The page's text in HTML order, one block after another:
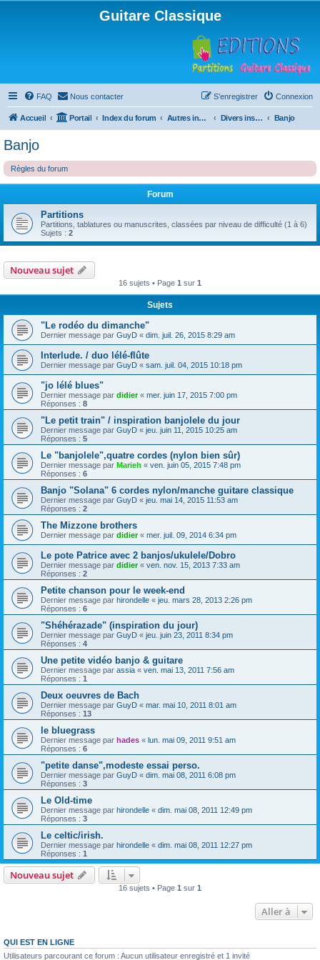
Guitare Classique
FAQ Nous contacter Connexion
S’enregistrer
Accueil Portail Index du forum Autres instruments à cordes pincées, ou styles Divers instruments Banjo
Banjo
Règles du forum
Forum
Partitions
Partitions, tablatures ou manuscrites, classées par niveau de difficulté (1 à 6)
Sujets : 2
Nouveau sujet
16 sujets • Page 1 sur 1
Sujets
"Le rodéo du dimanche"
Dernier message par GuyD « dim. juil. 26, 2015 8:29 am
Interlude. / duo lélé-flûte
Dernier message par GuyD « sam. juil. 04, 2015 10:18 pm
"jo lélé blues"
Dernier message par didier« mer. juin 17, 2015 7:00 pm
Réponses : 8
"Le petit train" / inspiration banjolele du jour
Dernier message par GuyD « jeu. juin 11, 2015 10:25 am
Réponses : 5
Le "banjolele",quatre cordes (nylon bien sûr)
Dernier message par Marieh « ven. juin 05, 2015 7:48 pm
Réponses : 6
Banjo "Solana" 6 cordes nylon/manche guitare classique
Dernier message par GuyD « jeu. mai 14, 2015 11:53 am
Réponses : 2
The Mizzone brothers
Dernier message par didier« mer. juil. 09, 2014 6:34 pm
Le pote Patrice avec 2 banjos/ukulele/Dobro
Dernier message par didier« ven. nov. 15, 2013 7:33 am
Réponses : 2
Petite chanson pour le week-end
Dernier message par hirondelle « jeu. mars 28, 2013 2:26 pm
Réponses : 6
"Shéhérazade" (inspiration du jour)
Dernier message par GuyD « jeu. juin 23, 2011 8:34 pm
Réponses : 4
Une petite vidéo banjo & guitare
Dernier message par assia « ven. mai 13, 2011 7:56 am
Réponses : 1
Deux oeuvres de Bach
Dernier message par GuyD « mar. mai 10, 2011 8:01 am
Réponses : 13
le bluegrass
Dernier message par hades « lun. mai 09, 2011 9:51 am
Réponses : 6
"petite danse",modeste essai perso.
Dernier message par GuyD « dim. mai 08, 2011 6:08 pm
Réponses : 3
Le Old-time
Dernier message par hirondelle « dim. mai 08, 2011 12:49 pm
Réponses : 3
Le celtic/irish.
Dernier message par hirondelle « dim. mai 08, 2011 12:27 pm
Réponses : 1
Nouveau sujet
16 sujets • Page 1 sur 1
Aller à
QUI EST EN LIGNE
Utilisateurs parcourant ce forum : Aucun utilisateur enregistré et 1 invité